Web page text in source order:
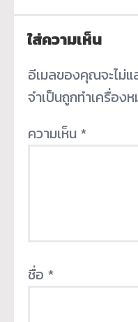
ใส่ความเห็น
อีเมลของคุณจะไม่
จำเป็นถูกทำเครื่อง
ความเห็น *
ชื่อ *